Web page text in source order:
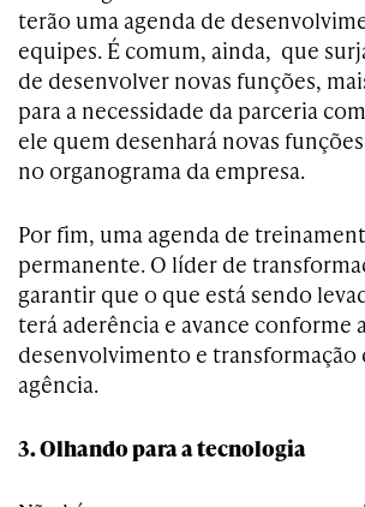
terão uma agenda de
equipes. É comum, ainda, que
de desenvolver novas funções,
para a necessidade da parceria
ele quem desenhará novas
no organograma da empresa.
Por fim, uma agenda de
permanente. O líder de
garantir que o que está sendo
terá aderência e avance conforme
desenvolvimento e transformação
agência.
3. Olhando para a tecnologia